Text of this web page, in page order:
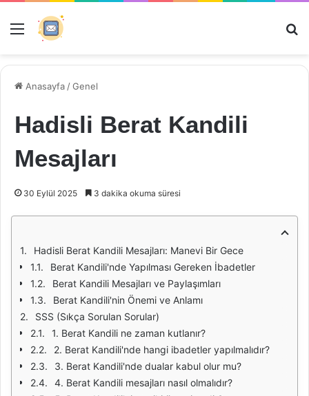
Menü
Anasayfa /Genel
Hadisli Berat Kandili
Mesajları
30 Eylül 2025 3 dakika okuma süresi
Hadisli Berat Kandili Mesajları: Manevi Bir Gece
Berat Kandili'nde Yapılması Gereken İbadetler
Berat Kandili Mesajları ve Paylaşımları
Berat Kandili'nin Önemi ve Anlamı
SSS (Sıkça Sorulan Sorular)
1. Berat Kandili ne zaman kutlanır?
2. Berat Kandili'nde hangi ibadetler yapılmalıdır?
3. Berat Kandili'nde dualar kabul olur mu?
4. Berat Kandili mesajları nasıl olmalıdır?